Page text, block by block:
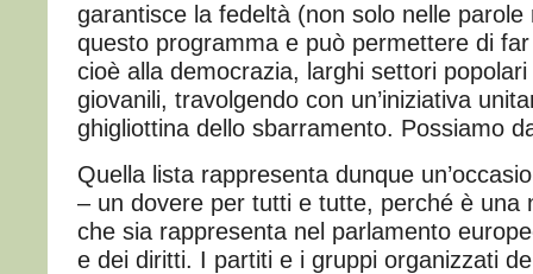
garantisce la fedeltà (non solo nelle
questo programma e può permettere di
cioè alla democrazia, larghi settori
giovanili, travolgendo con un’iniziativa
ghigliottina dello sbarramento. Possiamo
Quella lista rappresenta dunque
– un dovere per tutti e tutte, perché è una
che sia rappresenta nel parlamento
e dei diritti. I partiti e i gruppi organizzati